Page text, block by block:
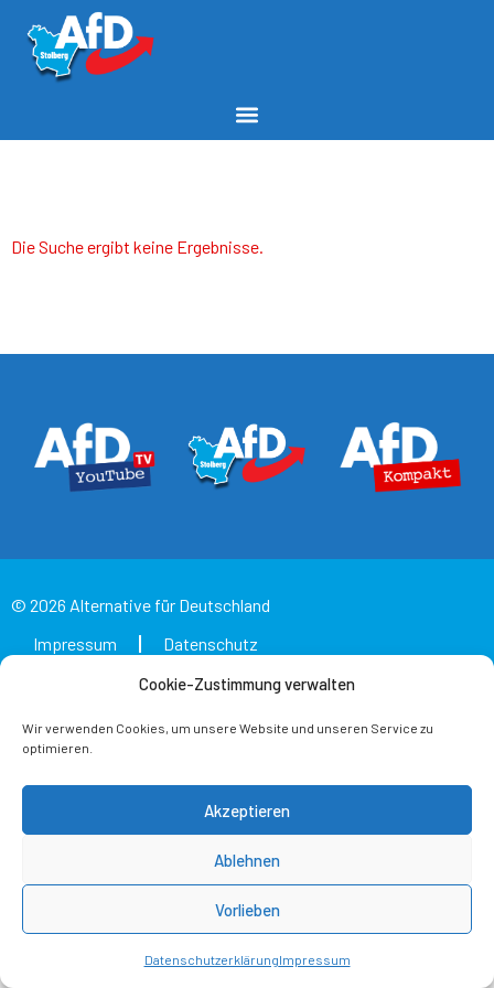
Cookie-Zustimmung verwalten
Wir verwenden Cookies, um unsere Website und unseren Service zu
optimieren.
Akzeptieren
Ablehnen
Vorlieben
DatenschutzerklärungImpressum
Die Suche ergibt keine Ergebnisse.
© 2026 Alternative für Deutschland
Impressum
Datenschutz